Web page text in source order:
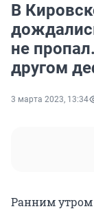
В
не
другом
3 марта 2023, 13:34
Ранним